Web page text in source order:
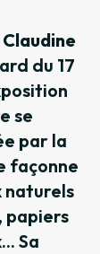
Claudine
du 17
se
par la
façonne
naturels
papiers
Sa